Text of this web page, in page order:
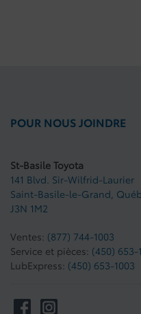
POUR NOUS JOINDRE
St-Basile Toyota
141 Blvd. Sir-Wilfrid-Laurier
Saint-Basile-le-Grand
J3N 1M2
Ventes: (877) 744-1003
Service et pièces: (450) 653-
LubExpress: (450) 653-1003